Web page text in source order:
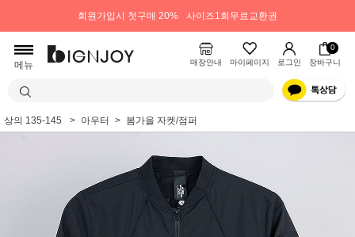
회원가입시 첫구매 20% 사이즈1회무료교환권
메뉴 매장안내 마이페이지 로그인
0
장바구니
상의 135-145 아우터 봄가을 자켓/점퍼